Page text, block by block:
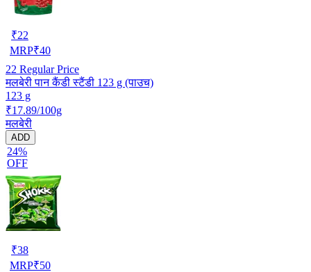
₹22
MRP₹40
22 Regular Price
मलबेरी पान कैंडी स्टैंडी 123 g (पाउच)
123 g
₹17.89/100g
मलबेरी
ADD
24%
OFF
₹38
MRP₹50